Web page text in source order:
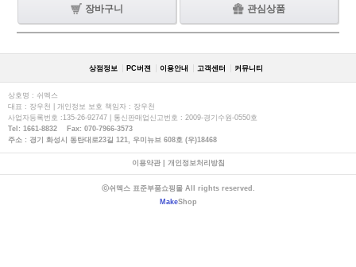
장바구니 관심상품
상점정보 PC버젼 이용안내 고객센터 커뮤니티
상호명 : 쉬멕스
대표 : 장우천 | 개인정보 보호 책임자 : 장우천
사업자등록번호 :135-26-92747 | 통신판매업신고번호 : 2009-경기수원-0550호
Tel: 1661-8832 Fax: 070-7966-3573
주소 : 경기 화성시 동탄대로23길 121, 우미뉴브 608호 (우)18468
이용약관| 개인정보처리방침
ⓒ쉬멕스 표준부품쇼핑몰 All rights reserved.
MakeShop